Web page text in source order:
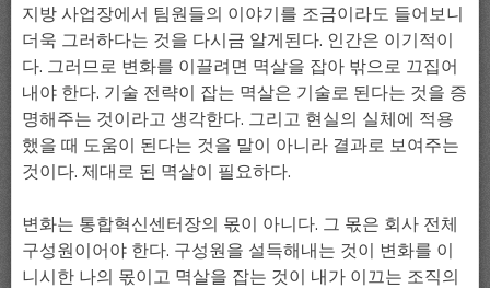
지방 사업장에서 팀원들의 이야기를 조금이라도 들어보니
더욱 그러하다는 것을 다시금 알게된다. 인간은 이기적이
다. 그러므로 변화를 이끌려면 멱살을 잡아 밖으로 끄집어
내야 한다. 기술 전략이 잡는 멱살은 기술로 된다는 것을 증
명해주는 것이라고 생각한다. 그리고 현실의 실체에 적용
했을 때 도움이 된다는 것을 말이 아니라 결과로 보여주는
것이다. 제대로 된 멱살이 필요하다.
변화는 통합혁신센터장의 몫이 아니다. 그 몫은 회사 전체
구성원이어야 한다. 구성원을 설득해내는 것이 변화를 이
니시한 나의 몫이고 멱살을 잡는 것이 내가 이끄는 조직의